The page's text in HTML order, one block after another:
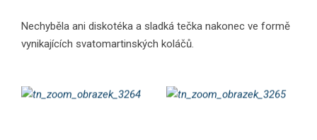
Nechyběla ani diskotéka a sladká tečka nakonec ve formě
vynikajících svatomartinských koláčů.